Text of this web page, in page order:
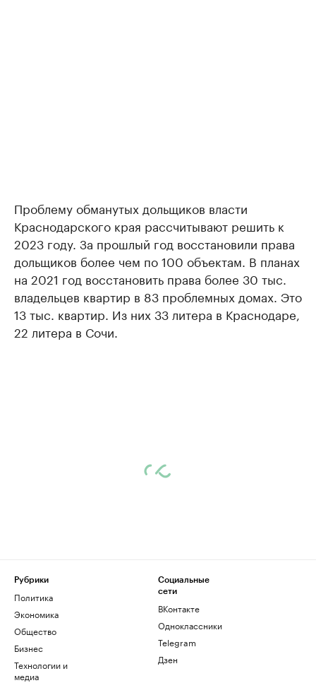
Проблему обманутых дольщиков власти
Краснодарского края рассчитывают решить к
2023 году. За прошлый год восстановили права
дольщиков более чем по 100 объектам. В планах
на 2021 год восстановить права более 30 тыс.
владельцев квартир в 83 проблемных домах. Это
13 тыс. квартир. Из них 33 литера в Краснодаре,
22 литера в Сочи.
Рубрики
Политика
Экономика
Общество
Бизнес
Технологии и
медиа
Социальные
сети
ВКонтакте
Одноклассники
Telegram
Дзен